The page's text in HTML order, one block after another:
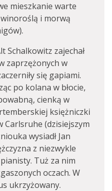
mieszkanie warte
winoroślą i morwą
Schalkowitz zajechał
zaprzężonych w
się gapiami.
po kolana w błocie,
cienką w
księżniczki
Carlsruhe (dzisiejszym
wysiadł Jan
z niezwykle
Tuż za nim
oczach. W
ukrzyżowany.